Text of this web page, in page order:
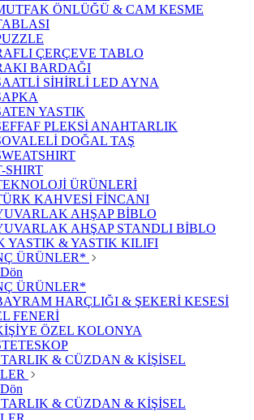
ÖNLÜĞÜ & CAM KESME
ÇERÇEVE TABLO
BARDAĞI
SİHİRLİ LED AYNA
YASTIK
PLEKSİ ANAHTARLIK
DOĞAL TAŞ
SHIRT
ÜRÜNLERİ
KAHVESİ FİNCANI
AHŞAP BİBLO
AHŞAP STANDLI BİBLO
YASTIK & YASTIK KILIFI
ÜRÜNLER*
ÜRÜNLER*
HARÇLIĞI & ŞEKERİ KESESİ
FENERİ
ÖZEL KOLONYA
& CÜZDAN & KİŞİSEL
& CÜZDAN & KİŞİSEL